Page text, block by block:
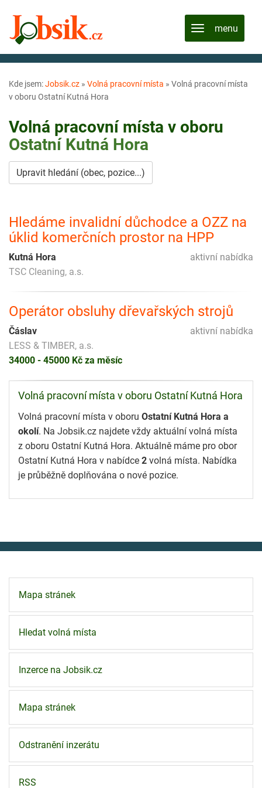
Kde jsem:Jobsik.cz » Volná pracovní místa » Volná pracovní místa
v oboru Ostatní Kutná Hora
Volná pracovní místa v oboru
Ostatní Kutná Hora
Upravit hledání (obec, pozice...)
Hledáme invalidní důchodce a OZZ na
úklid komerčních prostor na HPP
aktivní nabídka
Kutná Hora
TSC Cleaning, a.s.
Operátor obsluhy dřevařských strojů
aktivní nabídka
Čáslav
LESS & TIMBER, a.s.
34000 - 45000 Kč za měsíc
Volná pracovní místa v oboru Ostatní Kutná Hora
Volná pracovní místa v oboru Ostatní Kutná Hora a
okolí. Na Jobsik.cz najdete vždy aktuální volná místa
z oboru Ostatní Kutná Hora. Aktuálně máme pro obor
Ostatní Kutná Hora v nabídce 2 volná místa. Nabídka
je průběžně doplňována o nové pozice.
Mapa stránek
Hledat volná místa
Inzerce na Jobsik.cz
Mapa stránek
Odstranění inzerátu
RSS